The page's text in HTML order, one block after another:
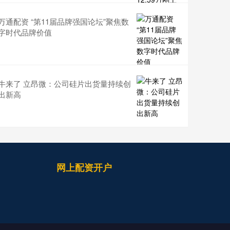
通配资 “第11届品牌强国论坛”聚焦数
时代品牌价值
来了 立昂微：公司硅片出货量持续创
新高
网上配资开户